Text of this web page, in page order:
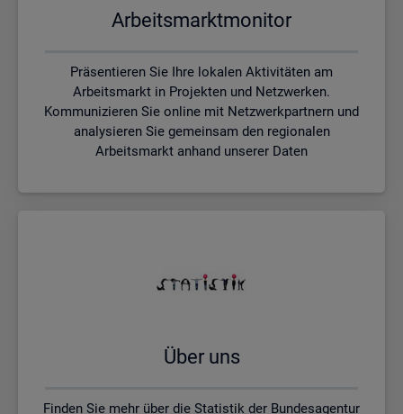
Ar­beits­markt­mo­ni­tor
Präsentieren Sie Ihre lokalen Aktivitäten am
Arbeitsmarkt in Projekten und Netzwerken.
Kommunizieren Sie online mit Netzwerkpartnern und
analysieren Sie gemeinsam den regionalen
Arbeitsmarkt anhand unserer Daten
Über uns
Finden Sie mehr über die Statistik der Bundesagentur